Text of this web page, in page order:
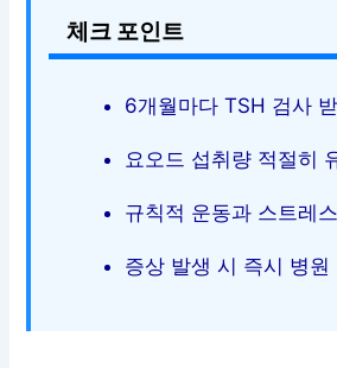
체크 포인트
6개월마다 TSH 검사
요오드 섭취량 적절히
규칙적 운동과 스트레
증상 발생 시 즉시 병원